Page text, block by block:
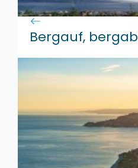
Bergauf, bergab